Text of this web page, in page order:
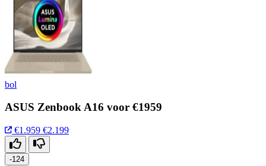
bol
ASUS Zenbook A16 voor €1959
€1.959 €2.199
-124